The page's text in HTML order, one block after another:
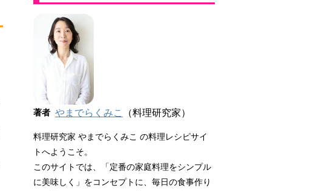
著者 やまでらくみこ （料理研究家）
料理研究家 やまでらくみこ の料理レシピサイ
トへようこそ。
このサイトでは、「定番の家庭料理をシンプル
に美味しく」をコンセプトに、毎日の食事作り